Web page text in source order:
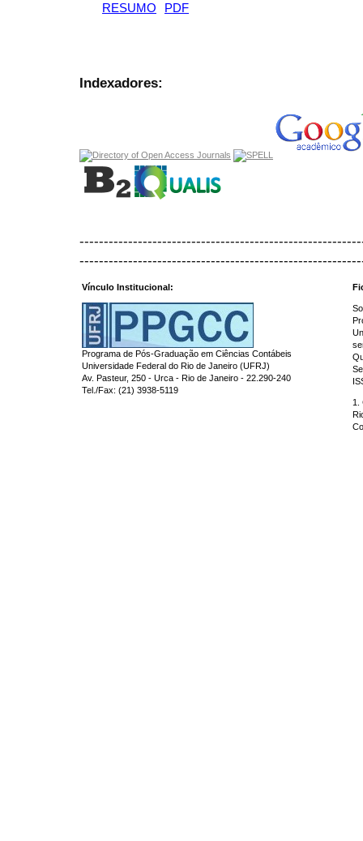
RESUMO PDF
Indexadores:
Vínculo Institucional:
Programa de Pós-Graduação em Ciências Contábeis
Universidade Federal do Rio de Janeiro (UFRJ)
Av. Pasteur, 250 - Urca - Rio de Janeiro - 22.290-240
Tel./Fax: (21) 3938-5119
1.